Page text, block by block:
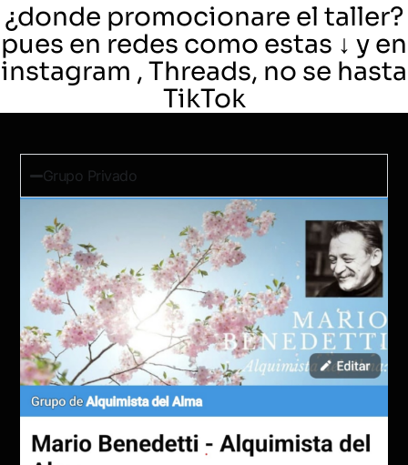
¿donde promocionare el taller?
pues en redes como estas ↓ y en
instagram , Threads, no se hasta
TikTok
Grupo Privado